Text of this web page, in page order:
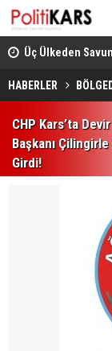
Üç Ülkeden
Mekke'de
HABERLER
CHP Kars’ta
Başkanı
Girdi!